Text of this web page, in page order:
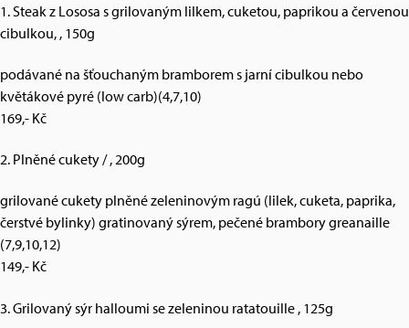
1. Steak z Lososa s grilovaným lilkem, cuketou, paprikou a červenou
cibulkou, , 150g
podávané na šťouchaným bramborem s jarní cibulkou nebo
květákové pyré (low carb)(4,7,10)
169,- Kč
2. Plněné cukety / , 200g
grilované cukety plněné zeleninovým ragú (lilek, cuketa, paprika,
čerstvé bylinky) gratinovaný sýrem, pečené brambory greanaille
(7,9,10,12)
149,- Kč
3. Grilovaný sýr halloumi se zeleninou ratatouille , 125g